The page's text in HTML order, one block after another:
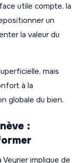
utile compte, la
un
la valeur du
mais
à la
globale du bien.
:
implique de